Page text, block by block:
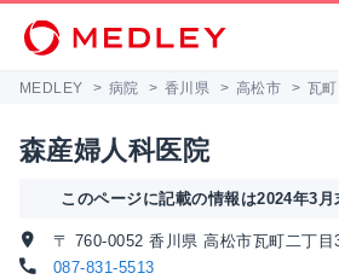
MEDLEY > 病院 > 香川県 > 高松市 > 瓦町
森産婦人科医院
このページに記載の情報は2024年3月
〒 760-0052 香川県 高松市瓦町二丁目
087-831-5513